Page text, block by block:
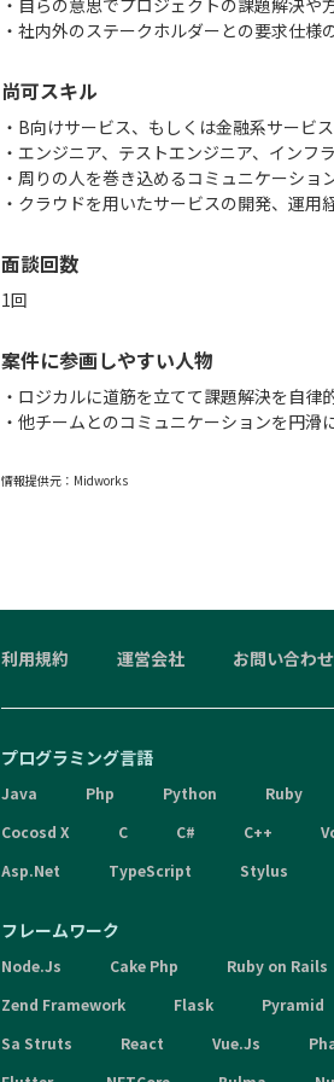
・自らの意思でプロジェクトの課題解決
・社内外のステークホルダーとの要求仕様
尚可スキル
・B向けサービス、もしくは金融系サービ
・エンジニア、テストエンジニア、イン
・周りの人を巻き込めるコミュニケーショ
・クラウドを用いたサービスの開発、運用
面談回数
1回
案件に参画しやすい人物
・ロジカルに道筋を立てて課題解決を自律
・他チームとのコミュニケーションを円滑
情報提供元： Midworks
利用規約 運営会社 お問い合わせ
プログラミング言語
Java Php Python
Ruby
Cocosd X
C C# C++
Asp.Net
TypeScript Stylus
フレームワーク
Node.Js Cake Php
Ruby on Rails
Zend Framework
Flask
Pyramid
Sa Struts
React Vue.Js